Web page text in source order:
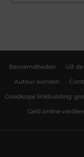
Beroemdheden Uit de
Auteur worden
Goedkope linkbuilding:
Geld online